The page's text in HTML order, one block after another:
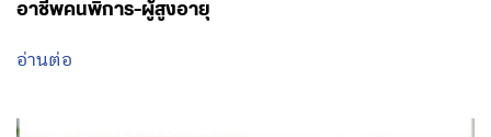
อาชีพคนพิการ-ผู้สูงอายุ
อ่านต่อ